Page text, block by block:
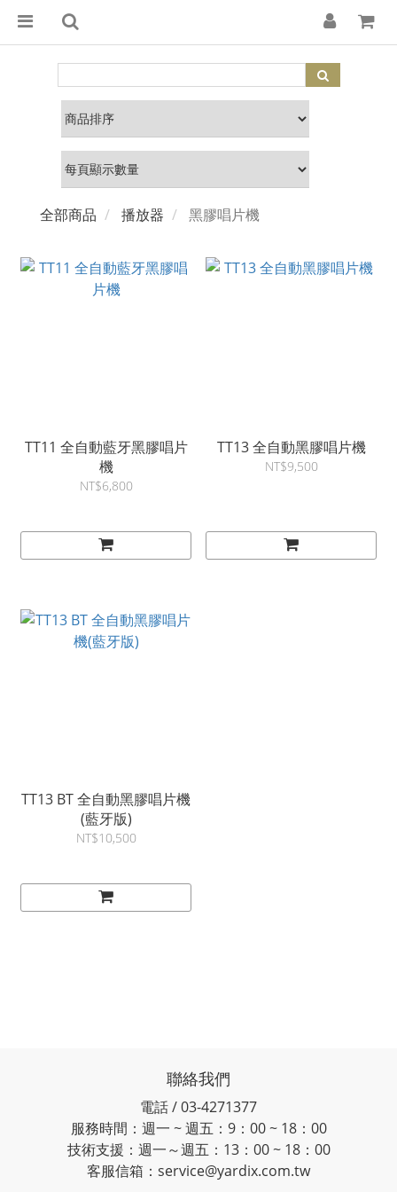
全部商品 播放器 黑膠唱片機
TT11 全自動藍牙黑膠唱片
機
NT$6,800
TT13 全自動黑膠唱片機
NT$9,500
TT13 BT 全自動黑膠唱片機
(藍牙版)
NT$10,500
聯絡我們
電話 / 03-4271377
服務時間：週一 ~ 週五：9：00 ~ 18：00
技術支援：週一～週五：13：00 ~ 18：00
客服信箱：service@yardix.com.tw